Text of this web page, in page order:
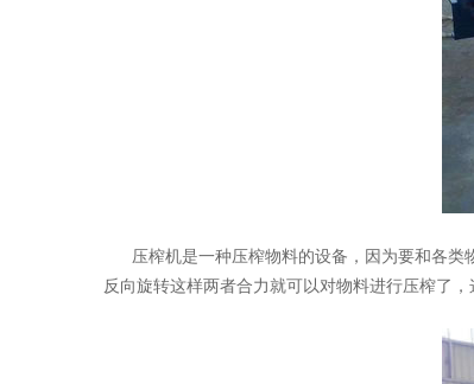
压榨机是一种压榨物料的设备，因为要和各类
反向旋转这样两者合力就可以对物料进行压榨了，这